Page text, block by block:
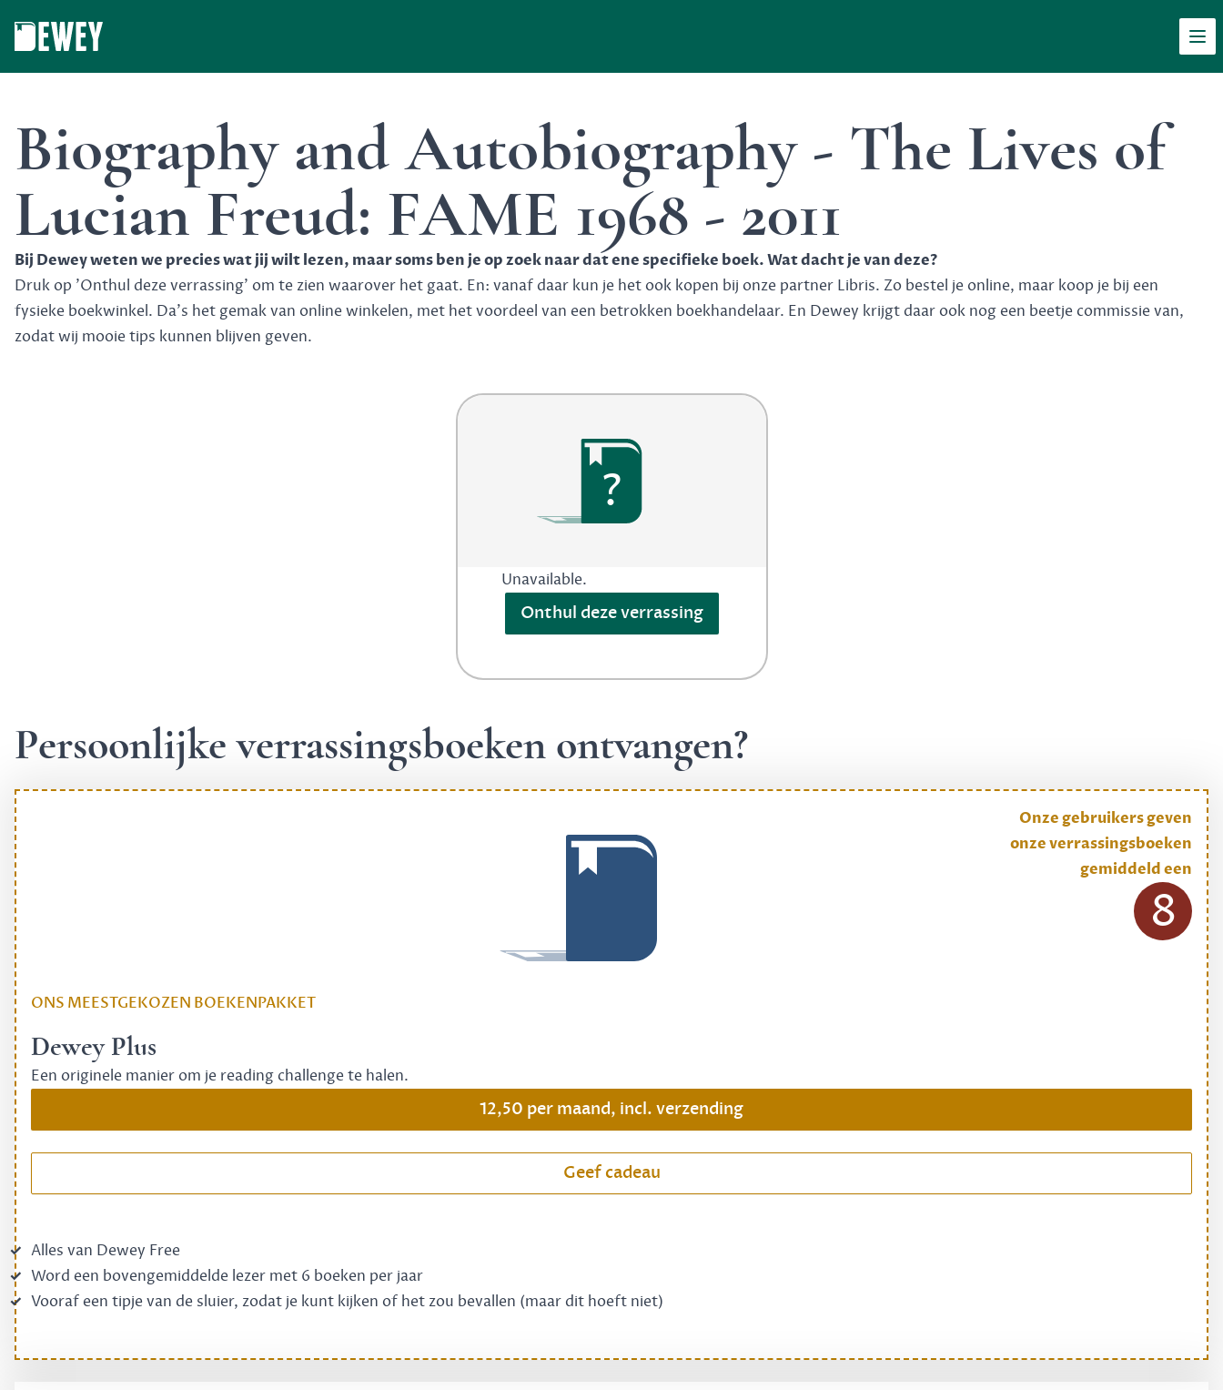
Biography and Autobiography - The Lives of
Lucian Freud: FAME 1968 - 2011
Bij Dewey weten we precies wat jij wilt lezen, maar soms ben je op zoek naar dat ene specifieke boek. Wat dacht je van deze?
Druk op 'Onthul deze verrassing' om te zien waarover het gaat. En: vanaf daar kun je het ook kopen bij onze partner Libris. Zo bestel je online, maar koop je bij een
fysieke boekwinkel. Da's het gemak van online winkelen, met het voordeel van een betrokken boekhandelaar. En Dewey krijgt daar ook nog een beetje commissie van,
zodat wij mooie tips kunnen blijven geven.
?
Unavailable.
Onthul deze verrassing
Persoonlijke verrassingsboeken ontvangen?
ONS MEESTGEKOZEN BOEKENPAKKET
Dewey Plus
Een originele manier om je reading challenge te halen.
12,50 per maand, incl. verzending
Geef cadeau
Alles van Dewey Free
Word een bovengemiddelde lezer met 6 boeken per jaar
Vooraf een tipje van de sluier, zodat je kunt kijken of het zou bevallen (maar dit hoeft niet)
Onze gebruikers geven
onze verrassingsboeken
gemiddeld een
8